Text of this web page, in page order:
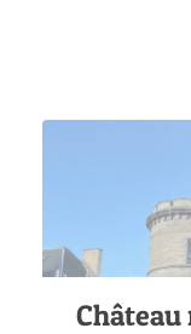
Château